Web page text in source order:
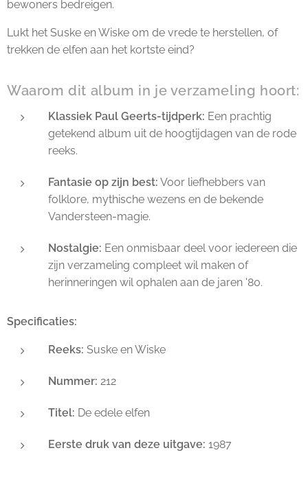
bewoners bedreigen.
Lukt het Suske en Wiske om de vrede te herstellen, of
trekken de elfen aan het kortste eind?
Waarom dit album in je verzameling hoort:
Klassiek Paul Geerts-tijdperk: Een prachtig
getekend album uit de hoogtijdagen van de rode
reeks.
Fantasie op zijn best: Voor liefhebbers van
folklore, mythische wezens en de bekende
Vandersteen-magie.
Nostalgie: Een onmisbaar deel voor iedereen die
zijn verzameling compleet wil maken of
herinneringen wil ophalen aan de jaren '80.
Specificaties:
Reeks: Suske en Wiske
Nummer: 212
Titel: De edele elfen
Eerste druk van deze uitgave: 1987